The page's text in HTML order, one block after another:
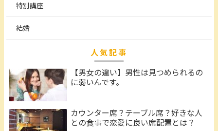
特別講座
結婚
人気記事
【男女の違い】男性は見つめられるの
に弱いんです。
カウンター席？テーブル席？好きな人
との食事で恋愛に良い席配置とは？